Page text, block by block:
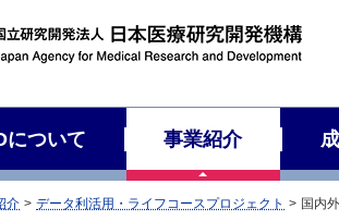
について 事業紹介
介 データ利活用・ライフコースプロジェクト 国内